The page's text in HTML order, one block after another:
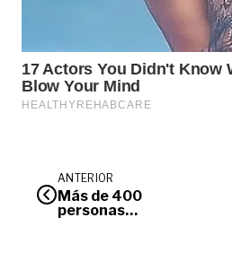
ANTERIOR
Más de 400
personas